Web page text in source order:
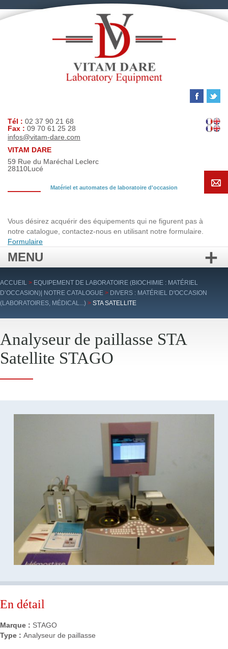
Tél : 02 37 90 21 68
Fax : 09 70 61 25 28
infos@vitam-dare.com
VITAM DARE
59 Rue du Maréchal Leclerc
28110Lucé
Matériel et automates de laboratoire d'occasion
Vous désirez acquérir des équipements qui ne figurent pas à
notre catalogue, contactez-nous en utilisant notre formulaire.
Formulaire
MENU
Aller
au
contenu
ACCUEIL > EQUIPEMENT DE LABORATOIRE (BIOCHIMIE : MATÉRIEL
D’OCCASION)| NOTRE CATALOGUE > DIVERS : MATÉRIEL D'OCCASION
(LABORATOIRES, MÉDICAL...) > STA SATELLITE
Analyseur de paillasse STA
Satellite STAGO
En détail
Marque : STAGO
Type : Analyseur de paillasse